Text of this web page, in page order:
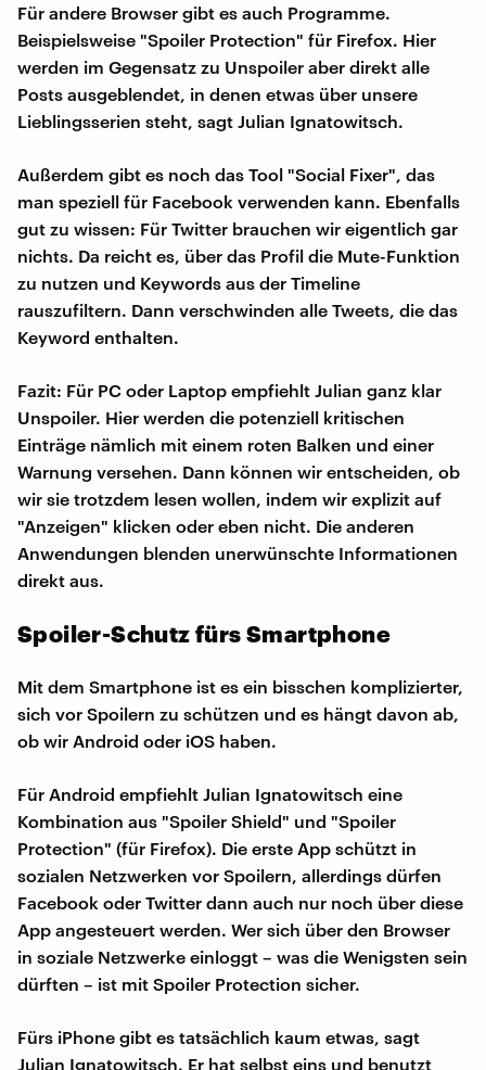
Für andere Browser gibt es auch Programme.
Beispielsweise "Spoiler Protection" für Firefox. Hier
werden im Gegensatz zu Unspoiler aber direkt alle
Posts ausgeblendet, in denen etwas über unsere
Lieblingsserien steht, sagt Julian Ignatowitsch.
Außerdem gibt es noch das Tool "Social Fixer", das
man speziell für Facebook verwenden kann. Ebenfalls
gut zu wissen: Für Twitter brauchen wir eigentlich gar
nichts. Da reicht es, über das Profil die Mute-Funktion
zu nutzen und Keywords aus der Timeline
rauszufiltern. Dann verschwinden alle Tweets, die das
Keyword enthalten.
Fazit: Für PC oder Laptop empfiehlt Julian ganz klar
Unspoiler. Hier werden die potenziell kritischen
Einträge nämlich mit einem roten Balken und einer
Warnung versehen. Dann können wir entscheiden, ob
wir sie trotzdem lesen wollen, indem wir explizit auf
"Anzeigen" klicken oder eben nicht. Die anderen
Anwendungen blenden unerwünschte Informationen
direkt aus.
Spoiler-Schutz fürs Smartphone
Mit dem Smartphone ist es ein bisschen komplizierter,
sich vor Spoilern zu schützen und es hängt davon ab,
ob wir Android oder iOS haben.
Für Android empfiehlt Julian Ignatowitsch eine
Kombination aus "Spoiler Shield" und "Spoiler
Protection" (für Firefox). Die erste App schützt in
sozialen Netzwerken vor Spoilern, allerdings dürfen
Facebook oder Twitter dann auch nur noch über diese
App angesteuert werden. Wer sich über den Browser
in soziale Netzwerke einloggt – was die Wenigsten sein
dürften – ist mit Spoiler Protection sicher.
Fürs iPhone gibt es tatsächlich kaum etwas, sagt
Julian Ignatowitsch. Er hat selbst eins und benutzt